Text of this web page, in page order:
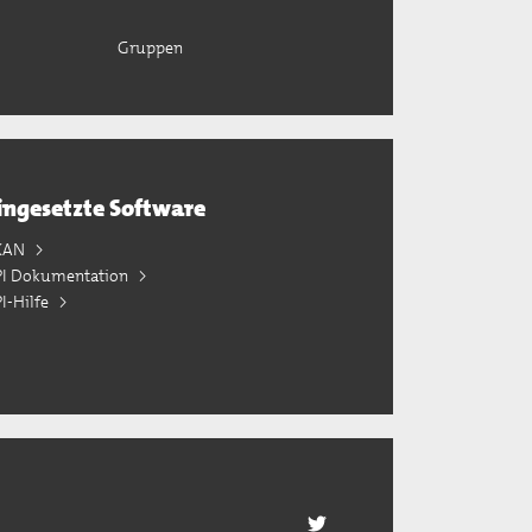
Gruppen
Software
Dokumentation
Hilfe